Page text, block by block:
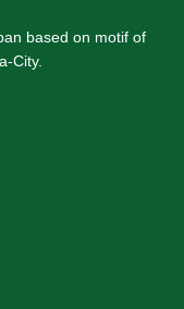
based on motif of
City.